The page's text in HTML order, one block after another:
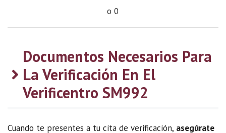
o 0
Documentos Necesarios Para
La Verificación En El
Verificentro SM992
Cuando te presentes a tu cita de verificación, asegúrate